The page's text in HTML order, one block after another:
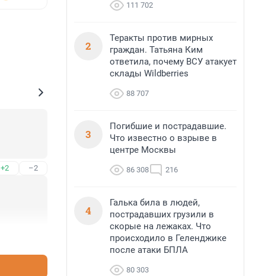
+2 –2
111 702
2
Теракты против мирных
граждан. Татьяна Ким
ответила, почему ВСУ атакует
склады Wildberries
88 707
3
Погибшие и пострадавшие.
Что известно о взрыве в
центре Москвы
86 308 216
4
Галька била в людей,
пострадавших грузили в
скорые на лежаках. Что
происходило в Геленджике
после атаки БПЛА
80 303